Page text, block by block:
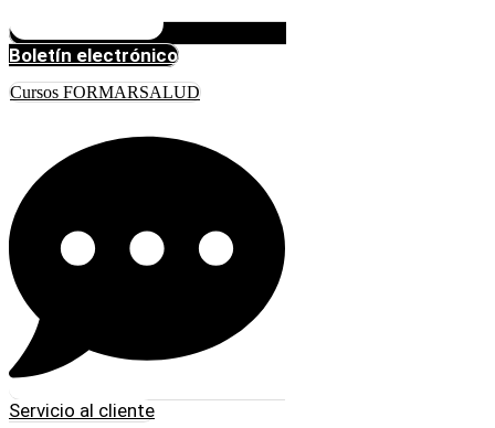
Boletín electrónico
Cursos FORMARSALUD
Servicio al cliente